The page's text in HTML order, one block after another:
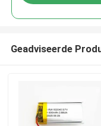
Geadviseerde